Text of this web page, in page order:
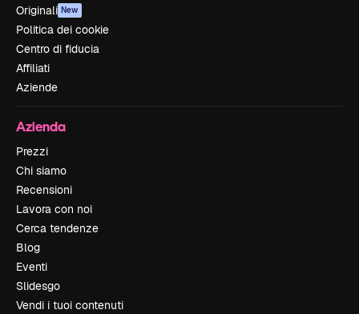
Originali New
Politica dei cookie
Centro di fiducia
Affiliati
Aziende
Azienda
Prezzi
Chi siamo
Recensioni
Lavora con noi
Cerca tendenze
Blog
Eventi
Slidesgo
Vendi i tuoi contenuti